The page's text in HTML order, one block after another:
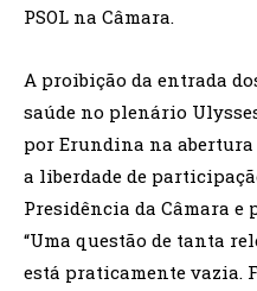
PSOL na Câmara.
A proibição da entrada
saúde no plenário
por Erundina na abertura
a liberdade de
Presidência da Câmara
“Uma questão de tanta
está praticamente vazia.